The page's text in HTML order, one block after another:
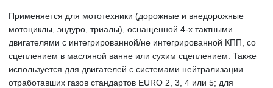
Применяется для мототехники (дорожные и внедорожные
мотоциклы, эндуро, триалы), оснащенной 4-х тактными
двигателями с интегрированной/не интегрированной КПП, со
сцеплением в масляной ванне или сухим сцеплением. Также
используется для двигателей с системами нейтрализации
отработавших газов стандартов EURO 2, 3, 4 или 5; для